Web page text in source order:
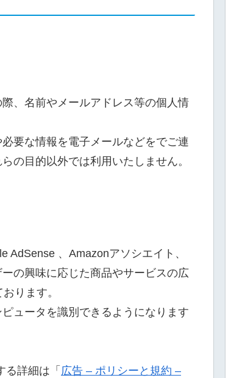
、名前やメールアドレス等の個人情
要な情報を電子メールなどをでご連
の目的以外では利用いたしません。
AdSense 、Amazonアソシエイト、
の興味に応じた商品やサービスの広
ります。
ュータを識別できるようになります
る詳細は「 広告 – ポリシーと規約 –